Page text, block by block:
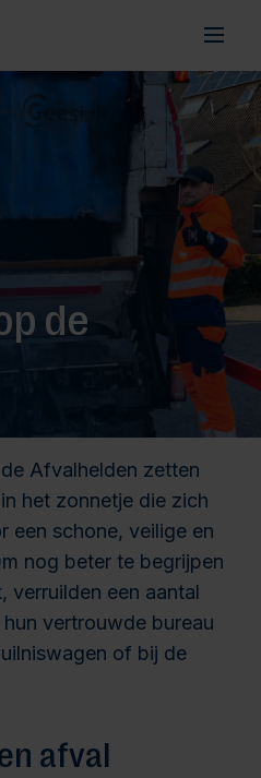
de
Afvalhelden zetten
het zonnetje die zich
een schone, veilige en
nog beter te begrijpen
verruilden een aantal
vertrouwde bureau
of bij de
afval